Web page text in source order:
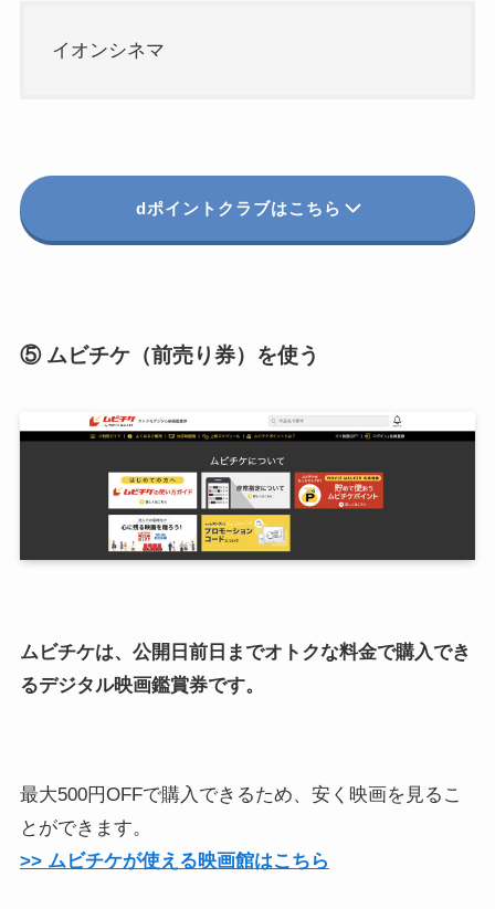
イオンシネマ
dポイントクラブはこちら
⑤ ムビチケ（前売り券）を使う
ムビチケは、公開日前日までオトクな料金で購入でき
るデジタル映画鑑賞券です。
最大500円OFFで購入できるため、安く映画を見るこ
とができます。
>> ムビチケが使える映画館はこちら